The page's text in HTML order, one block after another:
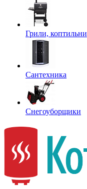
Грили, коптильни
Сантехника
Снегоуборщики